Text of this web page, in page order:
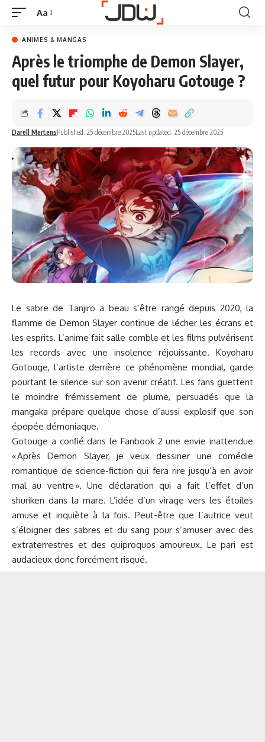
Aa
ANIMES & MANGAS
Après le triomphe de Demon Slayer,
quel futur pour Koyoharu Gotouge ?
Darell MertensPublished: 25 décembre 2025Last updated: 25 décembre 2025
Le sabre de Tanjiro a beau s’être rangé depuis 2020, la
flamme de Demon Slayer continue de lécher les écrans et
les esprits. L’anime fait salle comble et les films pulvérisent
les records avec une insolence réjouissante. Koyoharu
Gotouge, l’artiste derrière ce phénomène mondial, garde
pourtant le silence sur son avenir créatif. Les fans guettent
le moindre frémissement de plume, persuadés que la
mangaka prépare quelque chose d’aussi explosif que son
épopée démoniaque.
Gotouge a confié dans le Fanbook 2 une envie inattendue
« Après Demon Slayer, je veux dessiner une comédie
romantique de science-fiction qui fera rire jusqu’à en avoir
mal au ventre ». Une déclaration qui a fait l’effet d’un
shuriken dans la mare. L’idée d’un virage vers les étoiles
amuse et inquiète à la fois. Peut-être que l’autrice veut
s’éloigner des sabres et du sang pour s’amuser avec des
extraterrestres et des quiproquos amoureux. Le pari est
audacieux donc forcément risqué.